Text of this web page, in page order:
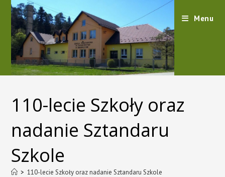
content
Menu
110-lecie Szkoły oraz
nadanie Sztandaru
Szkole
> 110-lecie Szkoły oraz nadanie Sztandaru Szkole